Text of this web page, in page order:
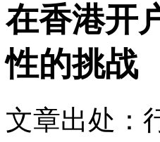
在香港开
性的挑战
文章出处：